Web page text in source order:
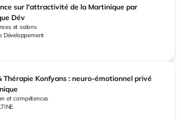
sur l'attractivité de la Martinique par
Dév
et salons
Développement
Thérapie Konfyans : neuro-émotionnel privé
et compétences